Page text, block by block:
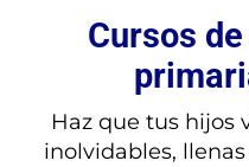
Cursos
Haz que tus hijos
inolvidables,